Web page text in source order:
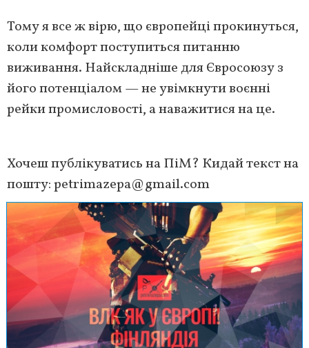
Тому я все ж вірю, що європейці прокинуться,
коли комфорт поступиться питанню
виживання. Найскладніше для Євросоюзу з
його потенціалом — не увімкнути воєнні
рейки промисловості, а наважитися на це.
Хочеш публікуватись на ПіМ? Кидай текст на
пошту:petrimazepa@gmail.com